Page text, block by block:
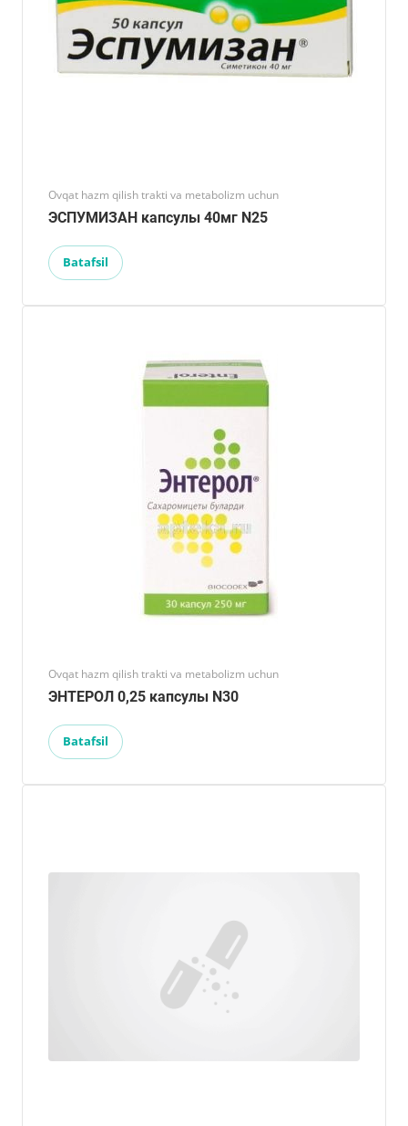
Ovqat hazm qilish trakti va metabolizm uchun
ЭСПУМИЗАН капсулы 40мг N25
Batafsil
Ovqat hazm qilish trakti va metabolizm uchun
ЭНТЕРОЛ 0,25 капсулы N30
Batafsil